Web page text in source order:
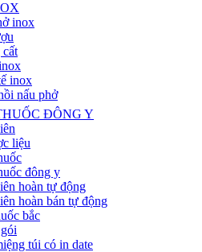
inox
inox
nấu phở
ĐÔNG Y
liệu
đông y
hoàn tự động
hoàn bán tự động
bắc
túi có in date